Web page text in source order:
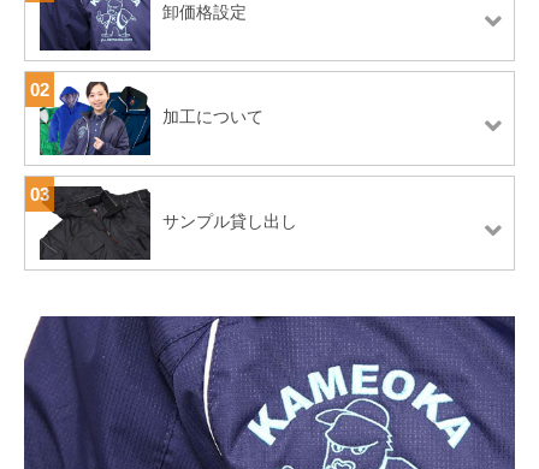
卸価格設定
02
加工について
03
サンプル貸し出し